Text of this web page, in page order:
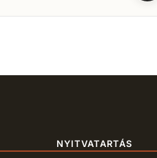
NYITVATARTÁS